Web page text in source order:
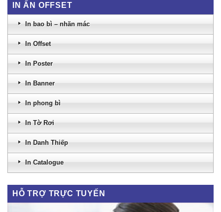
IN ẤN OFFSET
In bao bì – nhãn mác
In Offset
In Poster
In Banner
In phong bì
In Tờ Rơi
In Danh Thiếp
In Catalogue
HỖ TRỢ TRỰC TUYẾN